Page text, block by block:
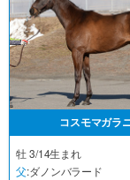
コスモマガラ
牡 3/14生まれ
父:ダノンバラード